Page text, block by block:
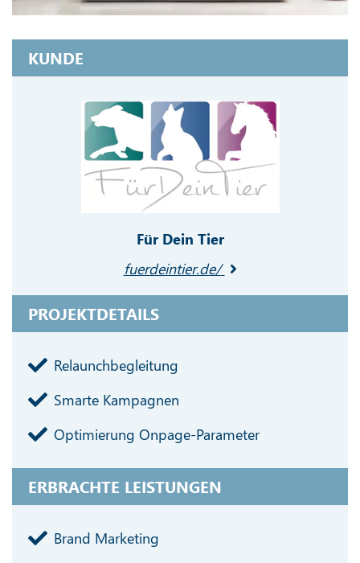
KUNDE
Für Dein Tier
fuerdeintier.de/
PROJEKTDETAILS
Relaunchbegleitung
Smarte Kampagnen
Optimierung Onpage-Parameter
ERBRACHTE LEISTUNGEN
Brand Marketing